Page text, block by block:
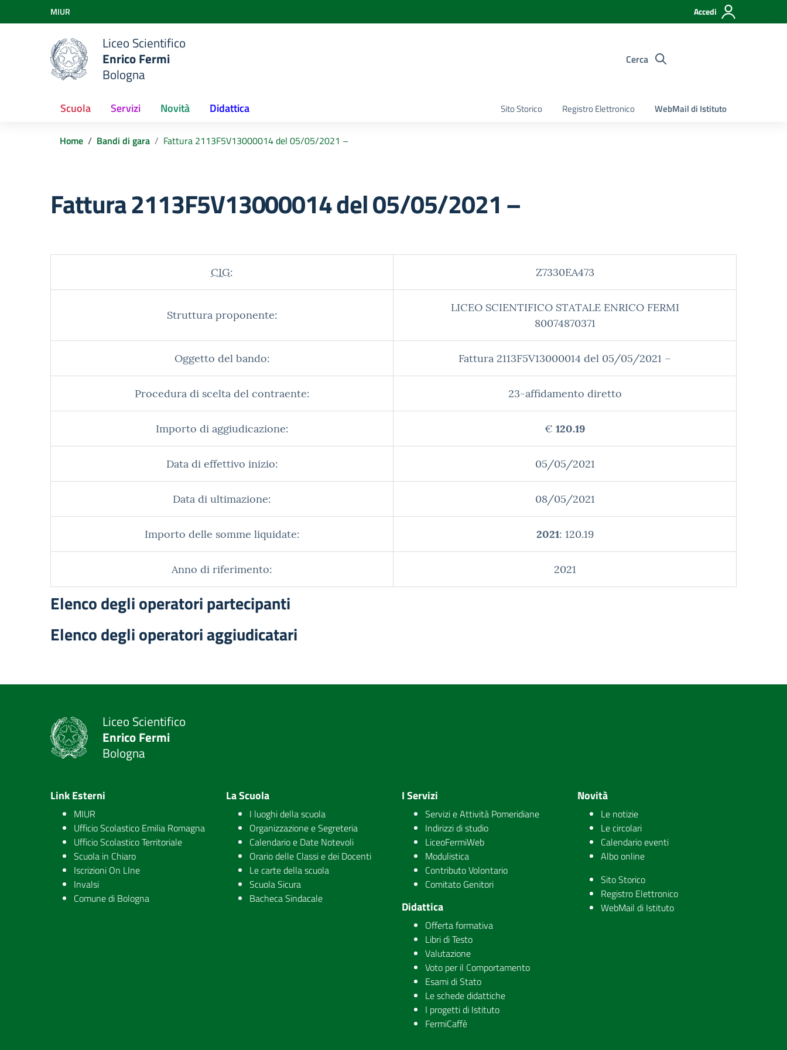
Vai ai contenuti
Vai al menu di navigazione
Vai al footer
MIUR Accedi
Liceo Scientifico
Enrico Fermi
Bologna
Cerca
Sito Storico Registro Elettronico WebMail di Istituto
Scuola Servizi Novità Didattica
Home Bandi di gara Fattura 2113F5V13000014 del 05/05/2021 –
Fattura 2113F5V13000014 del 05/05/2021 –
CIG: Z7330EA473
Struttura proponente:
LICEO SCIENTIFICO STATALE ENRICO FERMI
80074870371
Oggetto del bando: Fattura 2113F5V13000014 del 05/05/2021 –
Procedura di scelta del contraente: 23-affidamento diretto
Importo di aggiudicazione: € 120.19
Data di effettivo inizio: 05/05/2021
Data di ultimazione: 08/05/2021
Importo delle somme liquidate: 2021: 120.19
Anno di riferimento: 2021
Elenco degli operatori partecipanti
Elenco degli operatori aggiudicatari
Liceo Scientifico
Enrico Fermi
Bologna
Link Esterni
MIUR
Ufficio Scolastico Emilia Romagna
Ufficio Scolastico Territoriale
Scuola in Chiaro
Iscrizioni On LIne
Invalsi
Comune di Bologna
La Scuola
I luoghi della scuola
Organizzazione e Segreteria
Calendario e Date Notevoli
Orario delle Classi e dei Docenti
Le carte della scuola
Scuola Sicura
Bacheca Sindacale
I Servizi
Servizi e Attività Pomeridiane
Indirizzi di studio
LiceoFermiWeb
Modulistica
Contributo Volontario
Comitato Genitori
Didattica
Offerta formativa
Libri di Testo
Valutazione
Voto per il Comportamento
Esami di Stato
Le schede didattiche
I progetti di Istituto
FermiCaffè
Novità
Le notizie
Le circolari
Calendario eventi
Albo online
Sito Storico
Registro Elettronico
WebMail di Istituto